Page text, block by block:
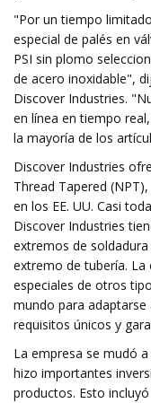
"Por un tiempo
especial de palés en
PSI sin plomo
de acero inoxidable",
Discover Industries.
en línea en tiempo
la mayoría de los
Discover Industries
Thread Tapered
en los EE. UU. Casi
Discover Industries
extremos de soldadura
extremo de tubería. La
especiales de otros
mundo para adaptarse
requisitos únicos y
La empresa se mudó
hizo importantes
productos. Esto